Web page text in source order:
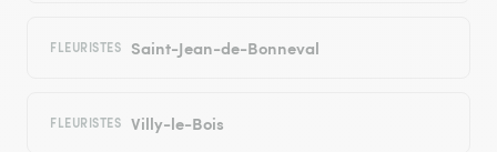
FLEURISTES Saint-Jean-de-Bonneval
FLEURISTES Villy-le-Bois